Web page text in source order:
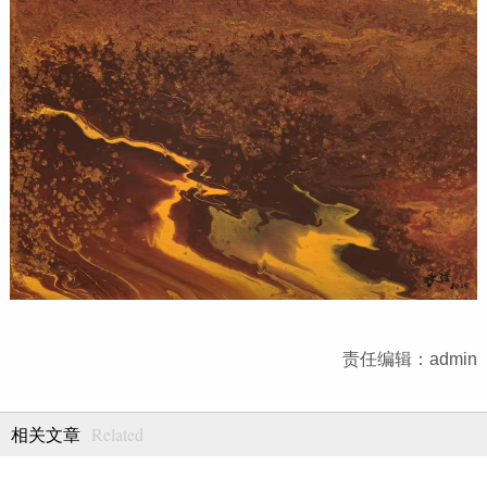
责任编辑：admin
相关文章 Related